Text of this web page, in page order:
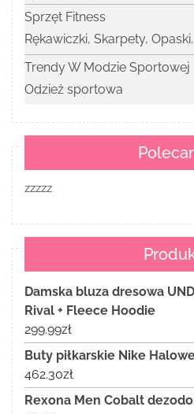
Sprzęt Fitness
Rękawiczki, Skarpety, Opaski.
Trendy W Modzie Sportowej
Odzież sportowa
zzzzz
Damska bluza dresowa
Rival + Fleece Hoodie
299.99zł
Buty piłkarskie Nike
462.30zł
Rexona Men Cobalt